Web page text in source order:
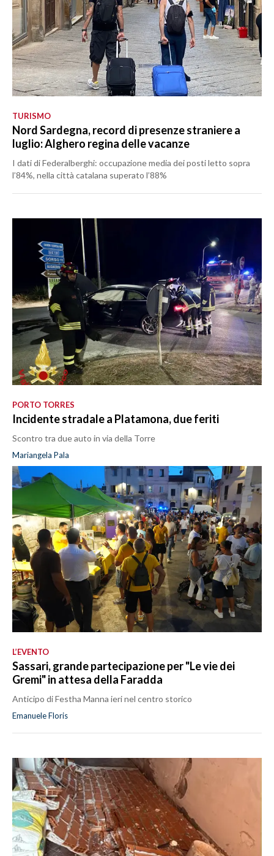
TURISMO
Nord Sardegna, record di presenze straniere a
luglio: Alghero regina delle vacanze
I dati di Federalberghi: occupazione media dei posti letto sopra
l’84%, nella città catalana superato l’88%
PORTO TORRES
Incidente stradale a Platamona, due feriti
Scontro tra due auto in via della Torre
Mariangela Pala
L’EVENTO
Sassari, grande partecipazione per "Le vie dei
Gremi" in attesa della Faradda
Anticipo di Festha Manna ieri nel centro storico
Emanuele Floris